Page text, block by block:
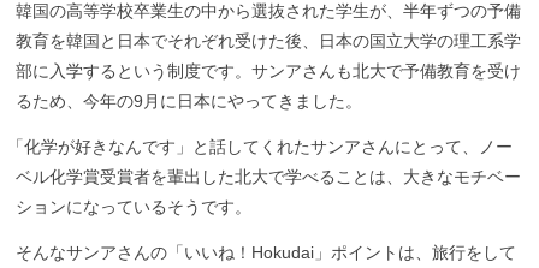
韓国の高等学校卒業生の中から選抜された学生が、半年ずつの予備
教育を韓国と日本でそれぞれ受けた後、日本の国立大学の理工系学
部に入学するという制度です。サンアさんも北大で予備教育を受け
るため、今年の9月に日本にやってきました。
「化学が好きなんです」と話してくれたサンアさんにとって、ノー
ベル化学賞受賞者を輩出した北大で学べることは、大きなモチベー
ションになっているそうです。
そんなサンアさんの「いいね！Hokudai」ポイントは、旅行をして